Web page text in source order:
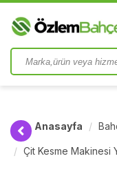
Anasayfa
Çit Kesme Makinesi